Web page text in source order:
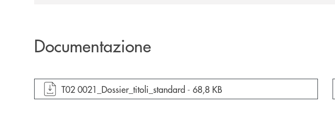
Documentazione
apre documento in una nuova finestra
T02 0021_Dossier_titoli_standard - 68,8 KB